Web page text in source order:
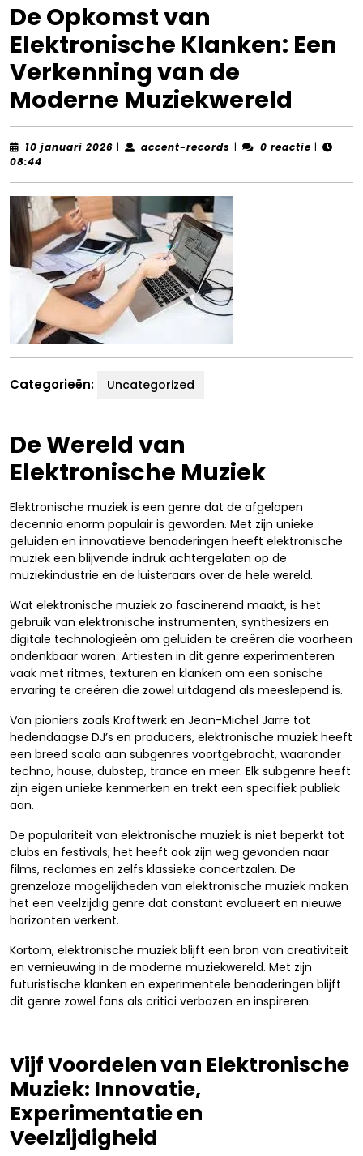
De Opkomst van
Elektronische Klanken: Een
Verkenning van de
Moderne Muziekwereld
10 januari 2026 10| accent-records accent-
| 0 reactie |
08:44
Categorieën: Uncategorized
De Wereld van
Elektronische Muziek
Elektronische muziek is een genre dat de afgelopen
decennia enorm populair is geworden. Met zijn unieke
geluiden en innovatieve benaderingen heeft elektronische
muziek een blijvende indruk achtergelaten op de
muziekindustrie en de luisteraars over de hele wereld.
Wat elektronische muziek zo fascinerend maakt, is het
gebruik van elektronische instrumenten, synthesizers en
digitale technologieën om geluiden te creëren die voorheen
ondenkbaar waren. Artiesten in dit genre experimenteren
vaak met ritmes, texturen en klanken om een sonische
ervaring te creëren die zowel uitdagend als meeslepend is.
Van pioniers zoals Kraftwerk en Jean-Michel Jarre tot
hedendaagse DJ’s en producers, elektronische muziek heeft
een breed scala aan subgenres voortgebracht, waaronder
techno, house, dubstep, trance en meer. Elk subgenre heeft
zijn eigen unieke kenmerken en trekt een specifiek publiek
aan.
De populariteit van elektronische muziek is niet beperkt tot
clubs en festivals; het heeft ook zijn weg gevonden naar
films, reclames en zelfs klassieke concertzalen. De
grenzeloze mogelijkheden van elektronische muziek maken
het een veelzijdig genre dat constant evolueert en nieuwe
horizonten verkent.
Kortom, elektronische muziek blijft een bron van creativiteit
en vernieuwing in de moderne muziekwereld. Met zijn
futuristische klanken en experimentele benaderingen blijft
dit genre zowel fans als critici verbazen en inspireren.
Vijf Voordelen van Elektronische
Muziek: Innovatie,
Experimentatie en
Veelzijdigheid